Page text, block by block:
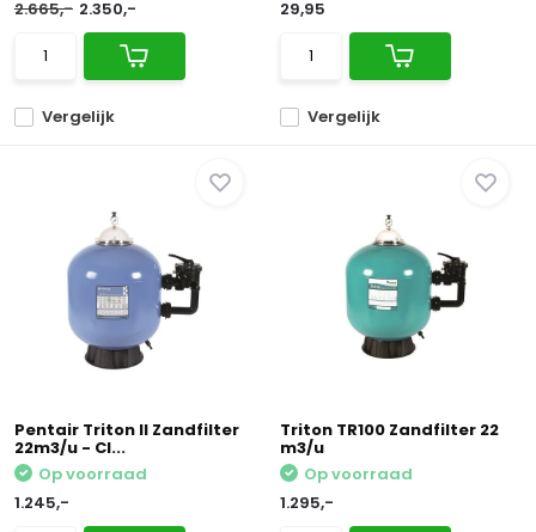
Vergelijk
2.665,- 2.350,-
Vergelijk
29,95
Pentair Triton II Zandfilter
22m3/u - Cl...
Op voorraad
1.245,-
Triton TR100 Zandfilter 22
m3/u
Op voorraad
1.295,-